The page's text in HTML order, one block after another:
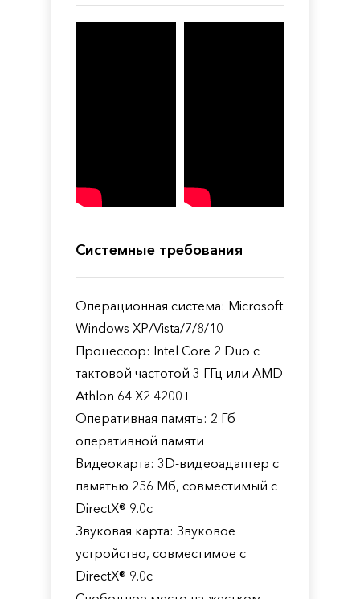
Системные требования
Операционная система: Microsoft
Windows XP/Vista/7/8/10
Процессор: Intel Core 2 Duo с
тактовой частотой 3 ГГц или AMD
Athlon 64 X2 4200+
Оперативная память: 2 Гб
оперативной памяти
Видеокарта: 3D-видеоадаптер с
памятью 256 Мб, совместимый с
DirectX® 9.0с
Звуковая карта: Звуковое
устройство, совместимое с
DirectX® 9.0с